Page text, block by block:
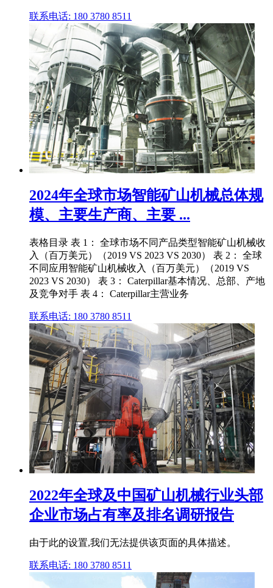
联系电话: 180 3780 8511
2024年全球市场智能矿山机械总体规
模、主要生产商、主要 ...
表格目录 表 1： 全球市场不同产品类型智能矿山机械收
入（百万美元）（2019 VS 2023 VS 2030） 表 2： 全球
不同应用智能矿山机械收入（百万美元）（2019 VS
2023 VS 2030） 表 3： Caterpillar基本情况、总部、产地
及竞争对手 表 4： Caterpillar主营业务
联系电话: 180 3780 8511
2022年全球及中国矿山机械行业头部
企业市场占有率及排名调研报告
由于此的设置,我们无法提供该页面的具体描述。
联系电话: 180 3780 8511